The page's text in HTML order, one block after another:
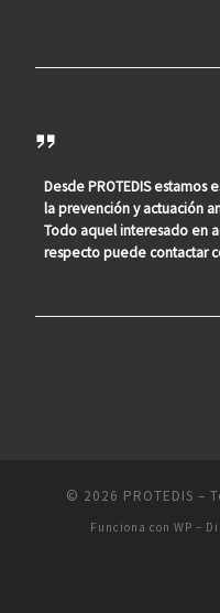
Desde PROTEDIS
la prevención y actuación
Todo aquel interesado en
respecto puede contactar
© 2026 PROTEDIS –
Funciona con WP –